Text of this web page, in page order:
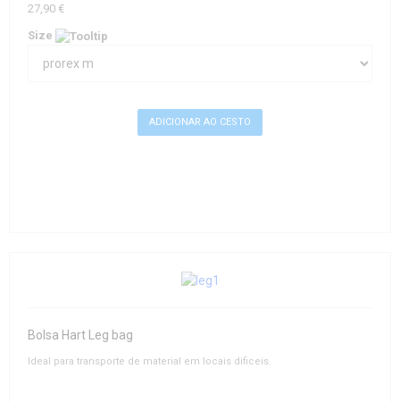
27,90 €
Size
Bolsa Hart Leg bag
Ideal para transporte de material em locais dificeis.